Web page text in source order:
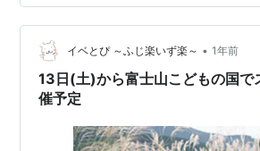
予定 6日（土）、7日（日）「雪の丘
ント！ 富士山こどもの国で冬季限定ス
※画像は2021年度のもの 冬季限定イベ
月6日（土）よりスタート！！ 雪だる
イベとぴ ～ふじ楽いず楽～ • 1年前
13日(土)から富士山こどもの国で
催予定